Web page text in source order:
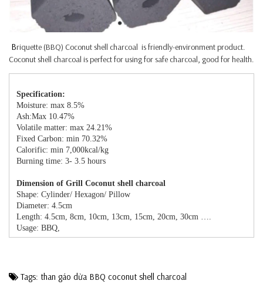
Briquette (BBQ) Coconut shell charcoal is friendly-environment product.
Coconut shell charcoal is perfect for using for safe charcoal, good for health.
Specification:
Moisture: max 8.5%
Ash:Max 10.47%
Volatile matter: max 24.21%
Fixed Carbon: min 70.32%
Calorific: min 7,000kcal/kg
Burning time: 3- 3.5 hours
Dimension of Grill Coconut shell charcoal
Shape: Cylinder/ Hexagon/ Pillow
Diameter: 4.5cm
Length: 4.5cm, 8cm, 10cm, 13cm, 15cm, 20cm, 30cm ….
Usage: BBQ,
Tags: than gáo dừa BBQ coconut shell charcoal